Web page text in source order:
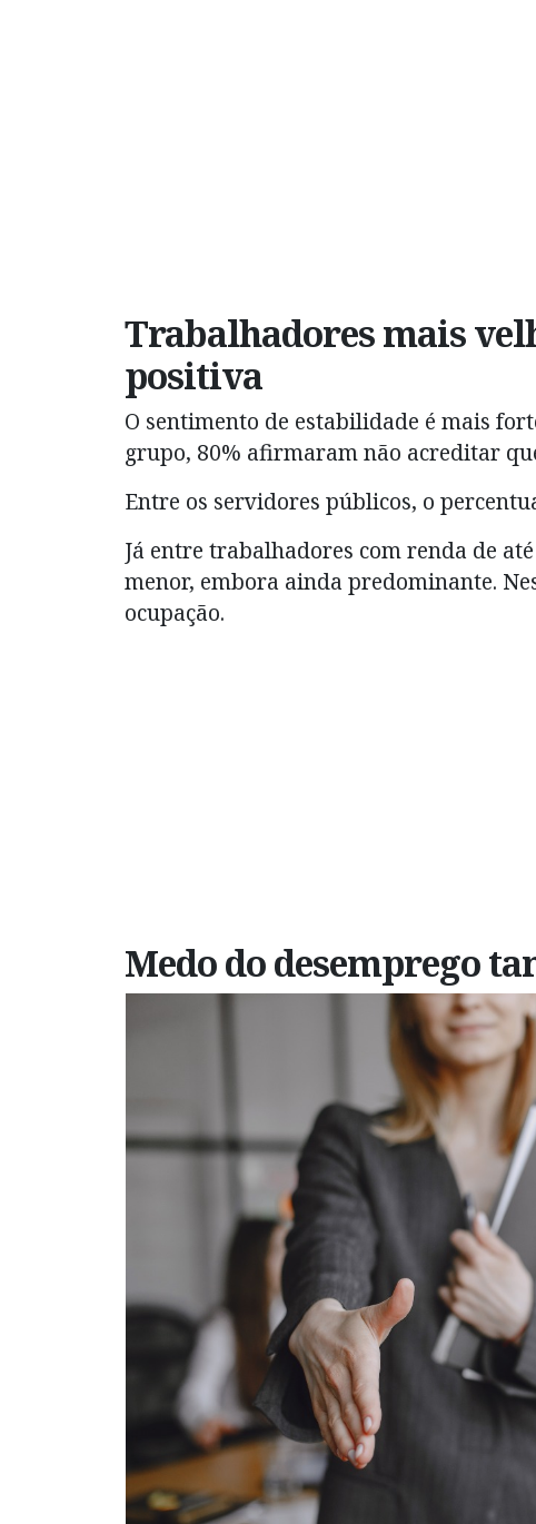
Trabalhadores mais
positiva
O sentimento de estabilidade é mais
grupo, 80% afirmaram não acreditar
Entre os servidores públicos, o
Já entre trabalhadores com renda de
menor, embora ainda predominante.
ocupação.
Medo do desemprego